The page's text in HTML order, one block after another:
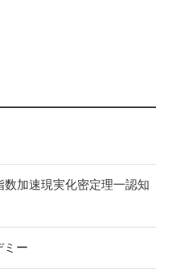
加速現実化密定理一認知
ミー